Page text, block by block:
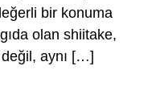
bir konuma
olan shiitake,
değil, aynı […]